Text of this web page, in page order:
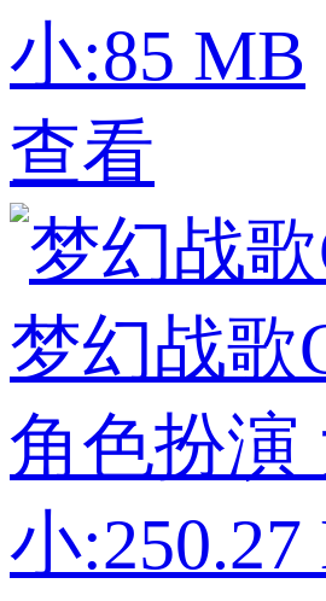
小:85 MB
查看
梦幻战歌
角色扮演
小:250.27